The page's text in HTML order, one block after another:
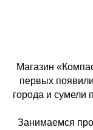
Магазин
первых
города и сумели
Занимаемся